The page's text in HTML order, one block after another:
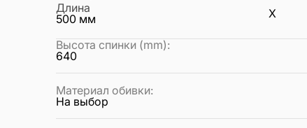
Длина
500 мм X
Высота спинки (mm):
640
Материал обивки:
На выбор